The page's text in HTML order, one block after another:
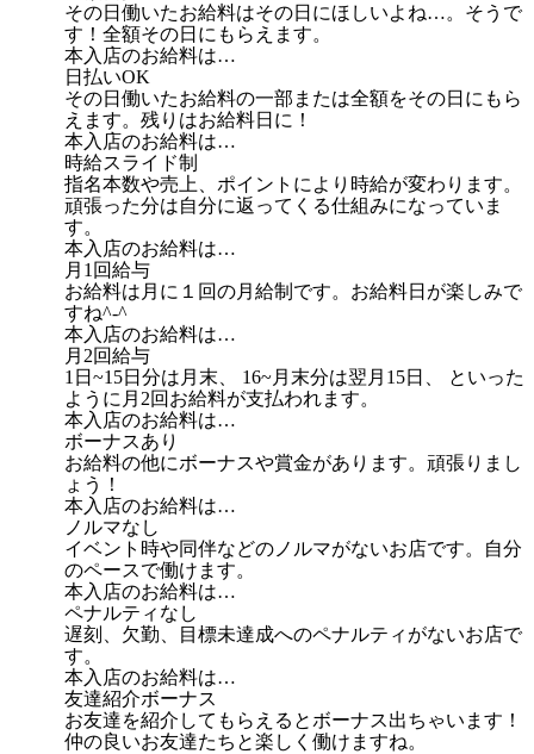
その日働いたお給料はその日にほしいよね…。そうで
す！全額その日にもらえます。
本入店のお給料は…
日払いOK
その日働いたお給料の一部または全額をその日にもら
えます。残りはお給料日に！
本入店のお給料は…
時給スライド制
指名本数や売上、ポイントにより時給が変わります。
頑張った分は自分に返ってくる仕組みになっていま
す。
本入店のお給料は…
月1回給与
お給料は月に１回の月給制です。お給料日が楽しみで
すね^-^
本入店のお給料は…
月2回給与
1日~15日分は月末、 16~月末分は翌月15日、 といった
ように月2回お給料が支払われます。
本入店のお給料は…
ボーナスあり
お給料の他にボーナスや賞金があります。頑張りまし
ょう！
本入店のお給料は…
ノルマなし
イベント時や同伴などのノルマがないお店です。自分
のペースで働けます。
本入店のお給料は…
ペナルティなし
遅刻、欠勤、目標未達成へのペナルティがないお店で
す。
本入店のお給料は…
友達紹介ボーナス
お友達を紹介してもらえるとボーナス出ちゃいます！
仲の良いお友達たちと楽しく働けますね。